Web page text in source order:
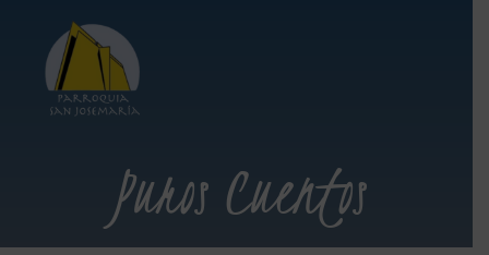
Puros Cuentos